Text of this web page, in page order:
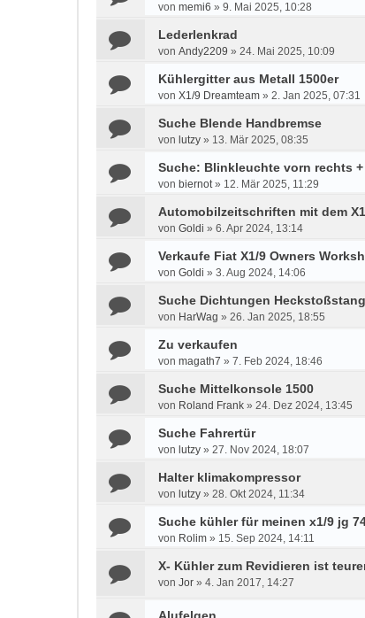
von memi6 » 9. Mai 2025, 10:28
Lederlenkrad
von Andy2209 » 24. Mai 2025, 10:09
Kühlergitter aus Metall 1500er
von X1/9 Dreamteam » 2. Jan 2025, 07:31
Suche Blende Handbremse
von lutzy » 13. Mär 2025, 08:35
Suche: Blinkleuchte vorn rechts
von biernot» 12. Mär 2025, 11:29
Automobilzeitschriften mit dem
von Goldi » 6. Apr 2024, 13:14
Verkaufe Fiat X1/9 Owners
von Goldi » 3. Aug 2024, 14:06
Suche Dichtungen
von HarWag » 26. Jan 2025, 18:55
Zu verkaufen
von magath7 » 7. Feb 2024, 18:46
Suche Mittelkonsole 1500
von Roland Frank » 24. Dez 2024, 13:45
Suche Fahrertür
von lutzy » 27. Nov 2024, 18:07
Halter klimakompressor
von lutzy » 28. Okt 2024, 11:34
Suche kühler für meinen x1/9 jg
von Rolim » 15. Sep 2024, 14:11
X- Kühler zum Revidieren ist
von Jor » 4. Jan 2017, 14:27